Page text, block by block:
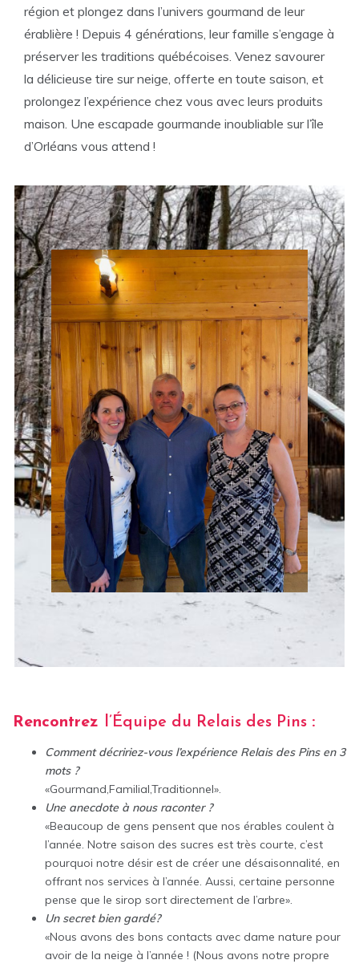
région et plongez dans l’univers gourmand de leur
érablière ! Depuis 4 générations, leur famille s’engage à
préserver les traditions québécoises. Venez savourer
la délicieuse tire sur neige, offerte en toute saison, et
prolongez l’expérience chez vous avec leurs produits
maison. Une escapade gourmande inoubliable sur l’île
d’Orléans vous attend !
Rencontrez l’Équipe du Relais des Pins :
Comment décririez-vous l’expérience Relais des Pins en 3
mots ?
«Gourmand,Familial,Traditionnel».
Une anecdote à nous raconter ?
«Beaucoup de gens pensent que nos érables coulent à
l’année. Notre saison des sucres est très courte, c’est
pourquoi notre désir est de créer une désaisonnalité, en
offrant nos services à l’année. Aussi, certaine personne
pense que le sirop sort directement de l’arbre».
Un secret bien gardé?
«Nous avons des bons contacts avec dame nature pour
avoir de la neige à l’année ! (Nous avons notre propre